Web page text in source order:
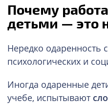
Почему
детьми — это
Нередко одаренность
психологических и
Иногда одаренные
учебе, испытывают